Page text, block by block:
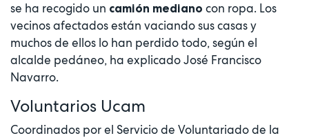
se ha recogido un camión mediano con ropa. Los
vecinos afectados están vaciando sus casas y
muchos de ellos lo han perdido todo, según el
alcalde pedáneo, ha explicado José Francisco
Navarro.
Voluntarios Ucam
Coordinados por el Servicio de Voluntariado de la